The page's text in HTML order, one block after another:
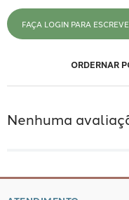
FAÇA LOGIN PARA
Nenhuma